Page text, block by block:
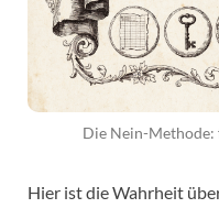
Die Nein-
Hier ist die Wahrheit